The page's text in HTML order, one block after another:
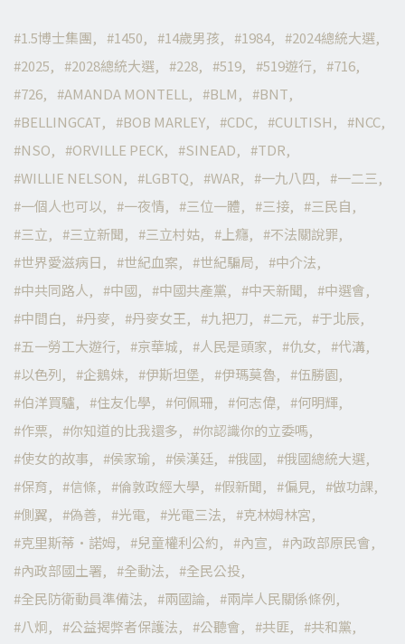
1.5博士集團 1450 14歲男孩 1984
2024總統大選
2025
2028總統大選 228 519 519遊行
716
726
AMANDA MONTELL BLM
BNT
BELLINGCAT
BOB MARLEY CDC CULTISH
NCC
NSO
ORVILLE PECK SINEAD
TDR
WILLIE NELSON
LGBTQ WAR 一九八四
一二三
一個人也可以
一夜情 三位一體 三接
三民自
三立
三立新聞 三立村姑 上癮
不法關說罪
世界愛滋病日
世紀血案 世紀騙局
中介法
中共同路人
中國 中國共產黨 中天新聞
中選會
中間白
丹麥 丹麥女王 九把刀 二元
于北辰
五一勞工大遊行
京華城 人民是頭家 仇女
代溝
以色列
企鵝妹 伊斯坦堡 伊瑪莫魯
伍勝園
伯洋買驢
住友化學 何佩珊 何志偉
何明輝
作票
你知道的比我還多
你認識你的立委嗎
使女的故事
侯家瑜 侯漢廷 俄國
俄國總統大選
保育
信條 倫敦政經大學 假新聞 偏見
做功課
側翼
偽善 光電 光電三法
克林姆林宮
克里斯蒂·諾姆
兒童權利公約 內宣
內政部原民會
內政部國土署
全動法
全民公投
全民防衛動員準備法
兩國論
兩岸人民關係條例
八炯
公益揭弊者保護法 公聽會 共匪
共和黨